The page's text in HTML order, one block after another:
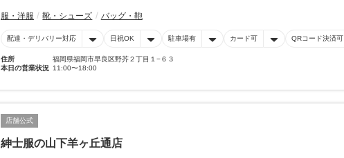
服・洋服 靴・シューズ バッグ・鞄
配達・デリバリー対応 日祝OK 駐車場有 カード可 QRコード決済可
住所
福岡県福岡市早良区野芥２丁目１−６３
本日の営業状況 11:00〜18:00
店舗公式
紳士服の山下羊ヶ丘通店